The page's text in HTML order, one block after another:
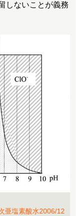
しないことが義務
亜塩素酸水2006/12